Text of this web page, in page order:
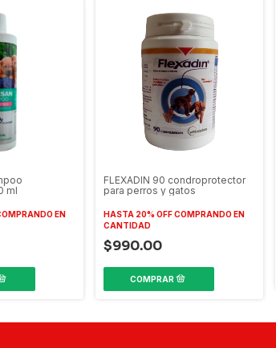
ml
EN
FLEXADIN 90 condroprotector
para perros y gatos
HASTA 20% OFFCOMPRANDO EN
CANTIDAD
$990.00